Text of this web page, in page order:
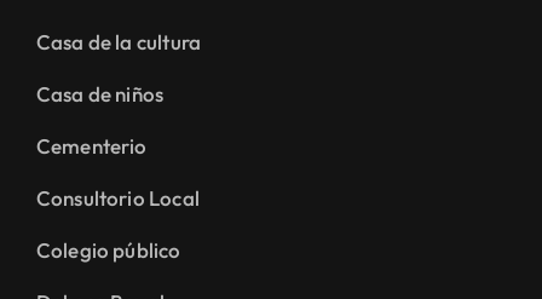
Casa de la cultura
Casa de niños
Cementerio
Consultorio Local
Colegio público